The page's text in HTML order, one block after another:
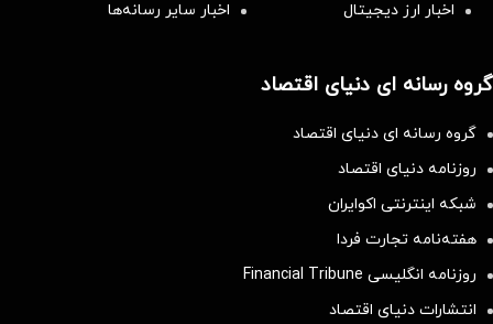
اخبار ارز دیجیتال
اخبار سایر رسانه‌‌ها
گروه رسانه ای دنیای اقتصاد
گروه رسانه ای دنیای اقتصاد
روزنامه دنیای اقتصاد
شبکه اینترنتی اکوایران
هفته‌نامه تجارت فردا
روزنامه انگلیسی Financial Tribune
انتشارات دنیای اقتصاد